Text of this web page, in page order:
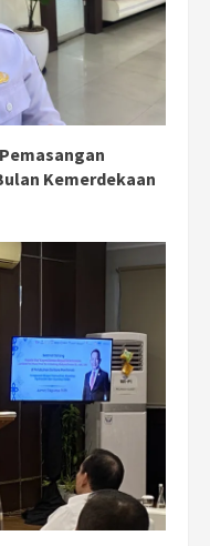
Kemerdekaan